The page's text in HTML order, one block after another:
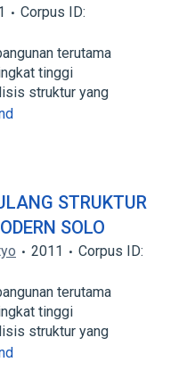
Corpus ID:
terutama
tinggi
struktur yang
STRUKTUR
SOLO
2011
Corpus ID:
terutama
tinggi
struktur yang